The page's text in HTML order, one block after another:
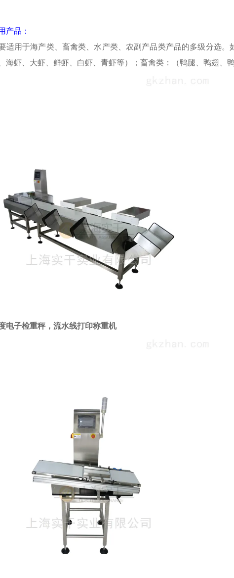
产品：
适用于海产类、畜禽类、水产类、农副产品类产品的多级分选
海虾、大虾、鲜虾、白虾、青虾等）；畜禽类：（鸭腿、鸭翅、
电子检重秤，流水线打印称重机